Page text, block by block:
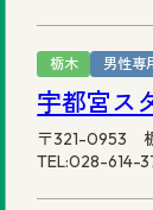
栃木 男性専
宇都宮ス
〒321-0953
TEL:028-614-